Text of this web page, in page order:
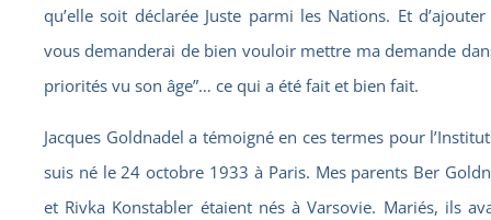
qu’elle soit déclarée Juste parmi les Nations. Et d’ajouter
vous demanderai de bien vouloir mettre ma demande
priorités vu son âge”… ce qui a été fait et bien fait.
Jacques Goldnadel a témoigné en ces termes pour l’Institut
suis né le 24 octobre 1933 à Paris. Mes parents Ber
et Rivka Konstabler étaient nés à Varsovie. Mariés, ils